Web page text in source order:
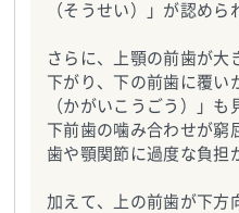
（そうせい）」が認めら
さらに、上顎の前歯が大
下がり、下の前歯に覆い
（かがいこうごう）」
下前歯の噛み合わせが窮
歯や顎関節に過度な負担
加えて、上の前歯が下方